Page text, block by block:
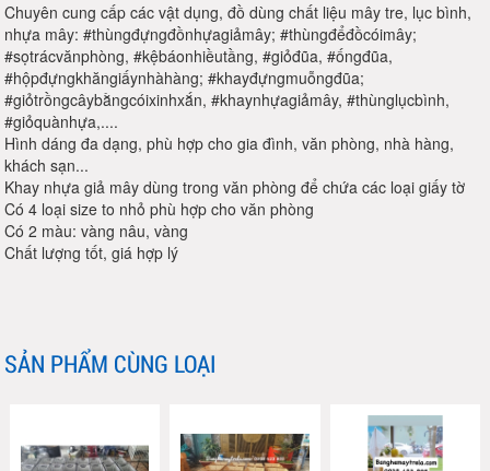
Chuyên cung cấp các vật dụng, đồ dùng chất liệu mây tre, lục bình,
nhựa mây: #thùngđựngđồnhựagiảmây; #thùngđểđồcóimây;
#sọtrácvănphòng, #kệbáonhiềutầng, #giỏđũa, #ốngđũa,
#hộpđựngkhăngiấynhàhàng; #khayđựngmuỗngđũa;
#giỏtrồngcâybằngcóixinhxắn, #khaynhựagiảmây, #thùnglụcbình,
#giỏquànhựa,....
Hình dáng đa dạng, phù hợp cho gia đình, văn phòng, nhà hàng,
khách sạn...
Khay nhựa giả mây dùng trong văn phòng để chứa các loại giấy tờ
Có 4 loại size to nhỏ phù hợp cho văn phòng
Có 2 màu: vàng nâu, vàng
Chất lượng tốt, giá hợp lý
SẢN PHẨM CÙNG LOẠI